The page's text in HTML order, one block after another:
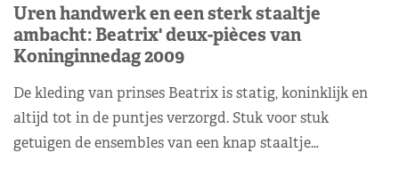
Uren handwerk en een sterk staaltje
ambacht: Beatrix' deux-pièces van
Koninginnedag 2009
De kleding van prinses Beatrix is statig, koninklijk en
altijd tot in de puntjes verzorgd. Stuk voor stuk
getuigen de ensembles van een knap staaltje…